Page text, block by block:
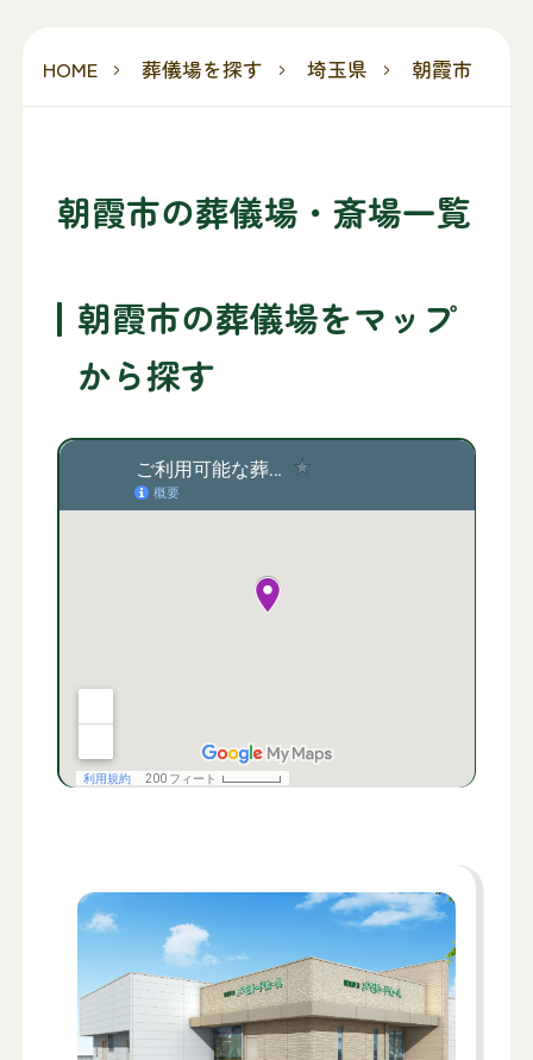
HOME 葬儀場を探す 埼玉県 朝霞市
朝霞市の葬儀場・斎場一覧
朝霞市の葬儀場をマップ
から探す